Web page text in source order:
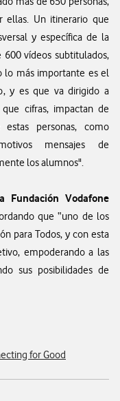
ellas. Un itinerario que
y específica de la
vídeos subtitulados,
lo más importante es el
y es que va dirigido a
cifras, impactan de
personas, como
mensajes de
los alumnos".
Fundación Vodafone
que “uno de los
para Todos, y con esta
empoderando a las
sus posibilidades de
for Good